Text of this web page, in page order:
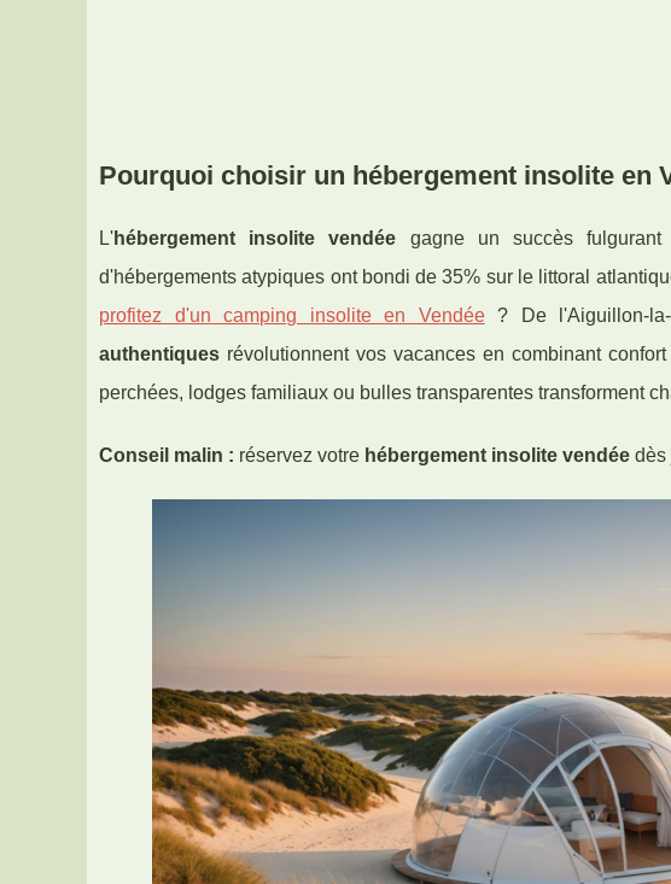
Pourquoi choisir un hébergement insolite en
L'hébergement insolite vendée gagne un succès
d'hébergements atypiques ont bondi de 35% sur le littoral
profitez d'un camping insolite en Vendée? De l'Aiguillon-la-
authentiques révolutionnent vos vacances en combinant
perchées, lodges familiaux ou bulles transparentes transforment
Conseil malin : réservez votre hébergement insolite vendée dès